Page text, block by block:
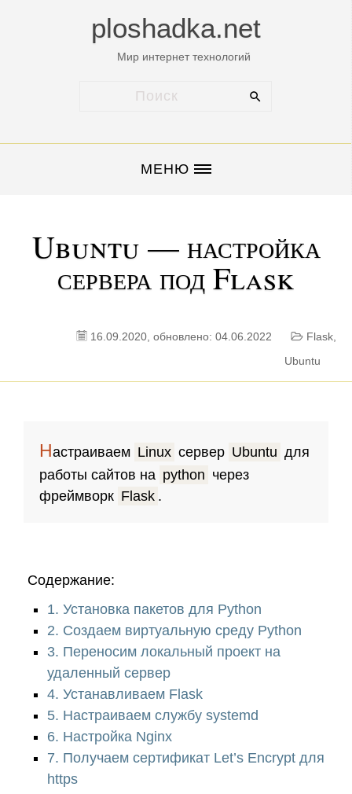
ploshadka.net
Мир интернет технологий
МЕНЮ
Ubuntu — настройка
сервера под Flask
16.09.2020 , обновлено: 04.06.2022 Flask
Ubuntu
Настраиваем Linux сервер Ubuntu для
работы сайтов на python через
фреймворк Flask .
Содержание:
1. Установка пакетов для Python
2. Создаем виртуальную среду Python
3. Переносим локальный проект на
удаленный сервер
4. Устанавливаем Flask
5. Настраиваем службу systemd
6. Настройка Nginx
7. Получаем сертификат Let’s Encrypt для
https